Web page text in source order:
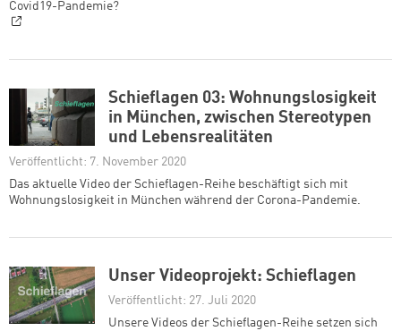
Covid19-Pandemie?
Schieflagen 03: Wohnungslosigkeit
in München, zwischen Stereotypen
und Lebensrealitäten
Veröffentlicht: 7. November 2020
Das aktuelle Video der Schieflagen-Reihe beschäftigt sich mit
Wohnungslosigkeit in München während der Corona-Pandemie.
Unser Videoprojekt: Schieflagen
Veröffentlicht: 27. Juli 2020
Unsere Videos der Schieflagen-Reihe setzen sich